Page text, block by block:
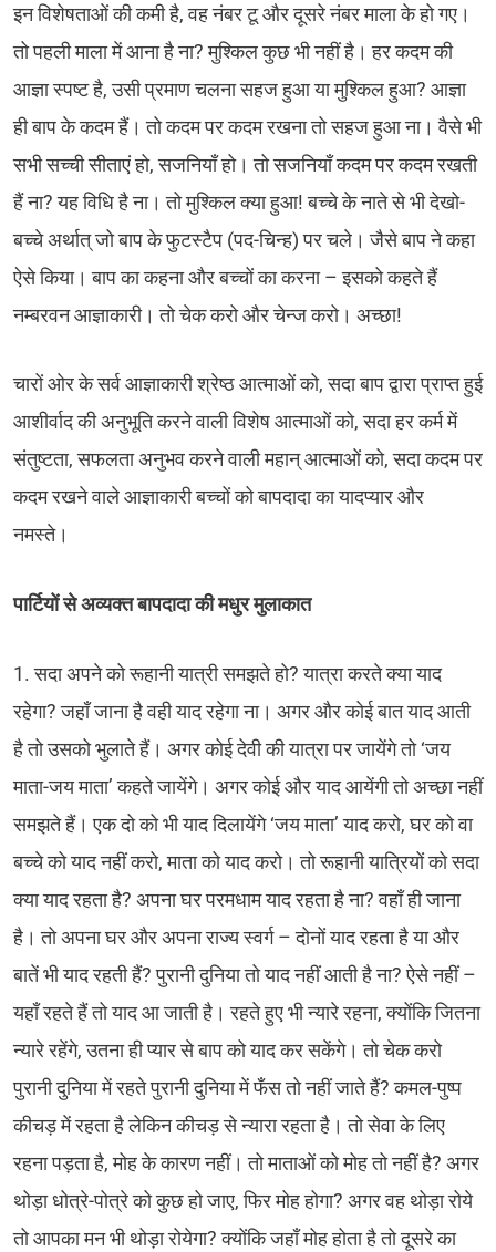
इन विशेषताओं की कमी है, वह नंबर टू और दूसरे नंबर माला के हो गए।
तो पहली माला में आना है ना? मुश्किल कुछ भी नहीं है। हर कदम की
आज्ञा स्पष्ट है, उसी प्रमाण चलना सहज हुआ या मुश्किल हुआ? आज्ञा
ही बाप के कदम हैं। तो कदम पर कदम रखना तो सहज हुआ ना। वैसे भी
सभी सच्ची सीताएं हो, सजनियाँ हो। तो सजनियाँ कदम पर कदम रखती
हैं ना? यह विधि है ना। तो मुश्किल क्या हुआ! बच्चे के नाते से भी देखो-
बच्चे अर्थात् जो बाप के फुटस्टैप (पद-चिन्ह) पर चले। जैसे बाप ने कहा
ऐसे किया। बाप का कहना और बच्चों का करना – इसको कहते हैं
नम्बरवन आज्ञाकारी। तो चेक करो और चेन्ज करो। अच्छा!
चारों ओर के सर्व आज्ञाकारी श्रेष्ठ आत्माओं को, सदा बाप द्वारा प्राप्त हुई
आशीर्वाद की अनुभूति करने वाली विशेष आत्माओं को, सदा हर कर्म में
संतुष्टता, सफलता अनुभव करने वाली महान् आत्माओं को, सदा कदम पर
कदम रखने वाले आज्ञाकारी बच्चों को बापदादा का यादप्यार और
नमस्ते।
पार्टियों से अव्यक्त बापदादा की मधुर मुलाकात
1. सदा अपने को रूहानी यात्री समझते हो? यात्रा करते क्या याद
रहेगा? जहाँ जाना है वही याद रहेगा ना। अगर और कोई बात याद आती
है तो उसको भुलाते हैं। अगर कोई देवी की यात्रा पर जायेंगे तो ‘जय
माता-जय माता’ कहते जायेंगे। अगर कोई और याद आयेंगी तो अच्छा नहीं
समझते हैं। एक दो को भी याद दिलायेंगे ‘जय माता’ याद करो, घर को वा
बच्चे को याद नहीं करो, माता को याद करो। तो रूहानी यात्रियों को सदा
क्या याद रहता है? अपना घर परमधाम याद रहता है ना? वहाँ ही जाना
है। तो अपना घर और अपना राज्य स्वर्ग – दोनों याद रहता है या और
बातें भी याद रहती हैं? पुरानी दुनिया तो याद नहीं आती है ना? ऐसे नहीं –
यहाँ रहते हैं तो याद आ जाती है। रहते हुए भी न्यारे रहना, क्योंकि जितना
न्यारे रहेंगे, उतना ही प्यार से बाप को याद कर सकेंगे। तो चेक करो
पुरानी दुनिया में रहते पुरानी दुनिया में फँस तो नहीं जाते हैं? कमल-पुष्प
कीचड़ में रहता है लेकिन कीचड़ से न्यारा रहता है। तो सेवा के लिए
रहना पड़ता है, मोह के कारण नहीं। तो माताओं को मोह तो नहीं है? अगर
थोड़ा धोत्रे-पोत्रे को कुछ हो जाए, फिर मोह होगा? अगर वह थोड़ा रोये
तो आपका मन भी थोड़ा रोयेगा? क्योंकि जहाँ मोह होता है तो दूसरे का